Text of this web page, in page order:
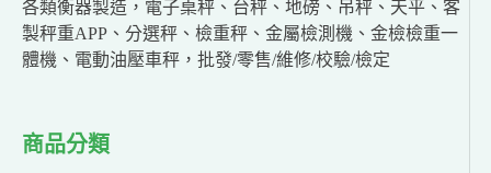
各類衡器製造，電子桌秤、台秤、地磅、吊秤、天平、客
製秤重APP、分選秤、檢重秤、金屬檢測機、金檢檢重一
體機、電動油壓車秤，批發/零售/維修/校驗/檢定
商品分類